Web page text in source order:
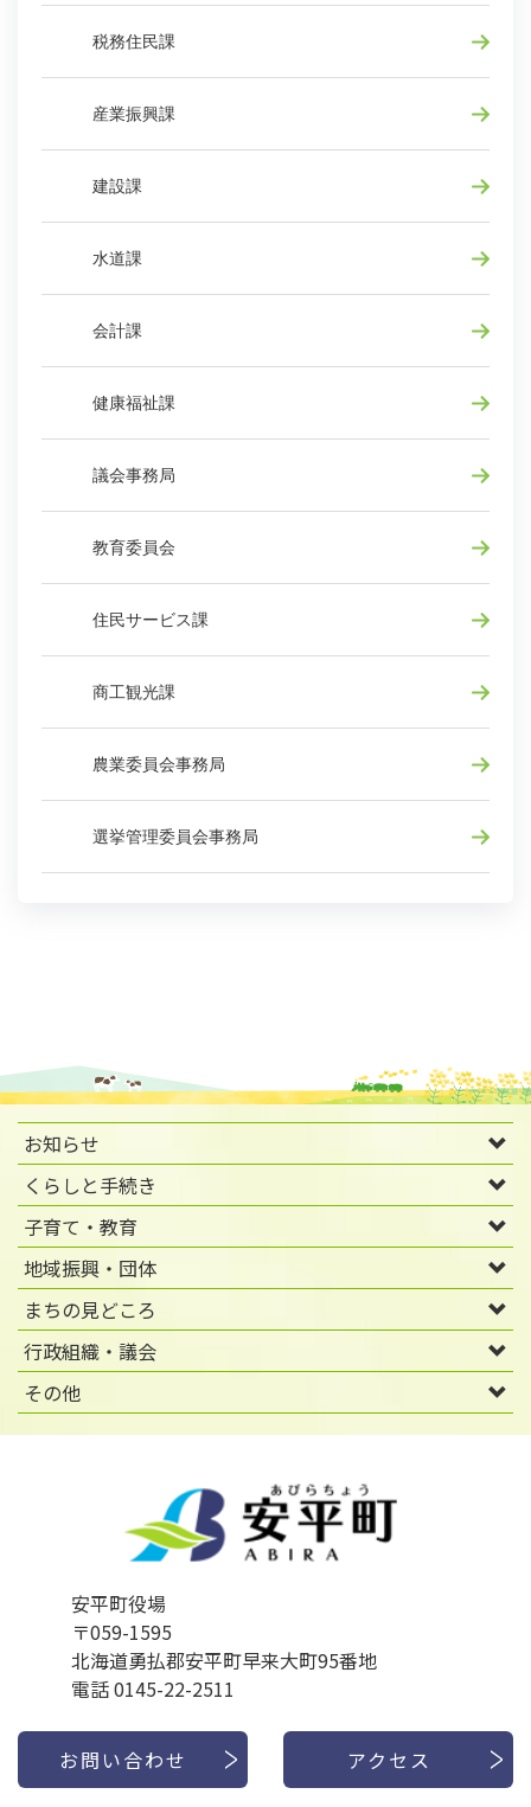
税務住民課
産業振興課
建設課
水道課
会計課
健康福祉課
議会事務局
教育委員会
住民サービス課
商工観光課
農業委員会事務局
選挙管理委員会事務局
お知らせ
くらしと手続き
子育て・教育
地域振興・団体
まちの見どころ
行政組織・議会
その他
安平町役場
〒059-1595
北海道勇払郡安平町早来大町95番地
電話 0145-22-2511
お問い合わせ アクセス